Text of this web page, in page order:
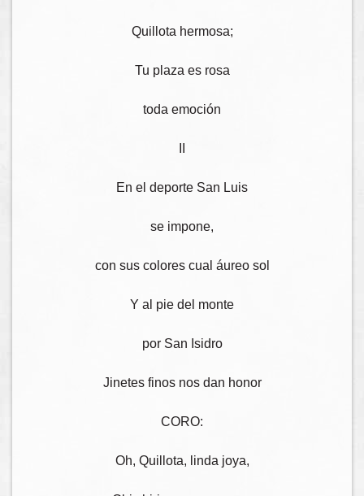
Quillota hermosa;
Tu plaza es rosa
toda emoción
En el deporte San Luis
se impone,
con sus colores cual áureo sol
Y al pie del monte
por San Isidro
Jinetes finos nos dan honor
CORO:
Oh, Quillota, linda joya,